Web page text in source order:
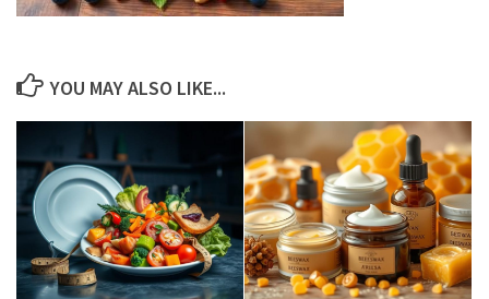
YOU MAY ALSO LIKE...